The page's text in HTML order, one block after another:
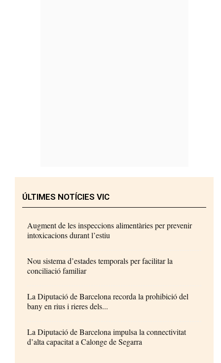
ÚLTIMES NOTÍCIES VIC
Augment de les inspeccions alimentàries per prevenir
intoxicacions durant l’estiu
Nou sistema d’estades temporals per facilitar la
conciliació familiar
La Diputació de Barcelona recorda la prohibició del
bany en rius i rieres dels...
La Diputació de Barcelona impulsa la connectivitat
d’alta capacitat a Calonge de Segarra